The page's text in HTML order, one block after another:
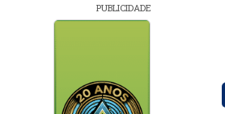
PUBLICIDADE